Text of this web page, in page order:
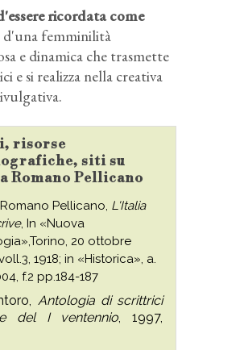
ricordata come
d'una femminilità
e dinamica che trasmette
e si realizza nella creativa
risorse
siti su
Romano Pellicano
Pellicano, L'Italia
, In «Nuova
20 ottobre
1918; in «Historica», a.
f.2 pp.184-187
Antologia di scrittrici
del I ventennio, 1997,